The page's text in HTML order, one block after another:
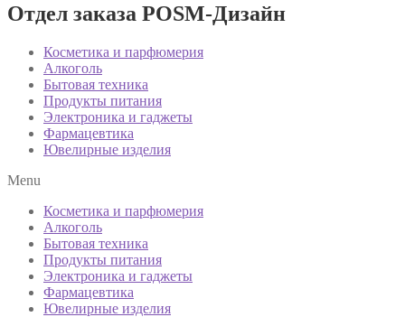
Отдел заказа POSM-Дизайн
Косметика и парфюмерия
Алкоголь
Бытовая техника
Продукты питания
Электроника и гаджеты
Фармацевтика
Ювелирные изделия
Menu
Косметика и парфюмерия
Алкоголь
Бытовая техника
Продукты питания
Электроника и гаджеты
Фармацевтика
Ювелирные изделия